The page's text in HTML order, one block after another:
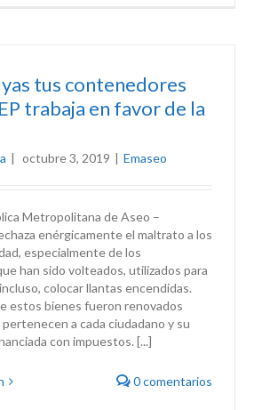
tus contenedores
trabaja en favor de la
| octubre 3, 2019 | Emaseo
Metropolitana de Aseo –
enérgicamente el maltrato a los
especialmente de los
han sido volteados, utilizados para
colocar llantas encendidas.
estos bienes fueron renovados
a cada ciudadano y su
con impuestos. [...]
0 comentarios